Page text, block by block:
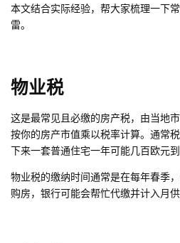
本文结合实际经验，帮大家梳理一下
雷。
物业税
这是最常见且必缴的房产税，由当地
按你的房产市值乘以税率计算。通常
下来一套普通住宅一年可能几百欧元到
物业税的缴纳时间通常是在每年春季
购房，银行可能会帮忙代缴并计入月